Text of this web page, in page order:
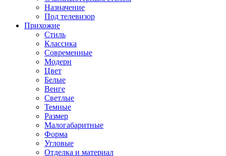
Назначение
Под телевизор
Прихожие
Стиль
Классика
Современные
Модерн
Цвет
Белые
Венге
Светлые
Темные
Размер
Малогабаритные
Форма
Угловые
Отделка и материал